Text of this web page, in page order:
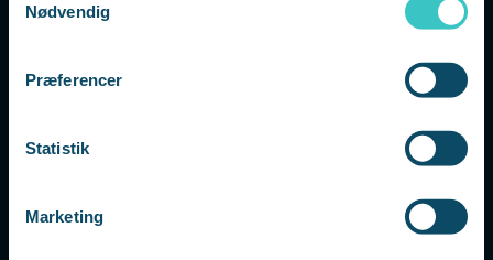
Nødvendig
Præferencer
Statistik
Marketing
Markedschef